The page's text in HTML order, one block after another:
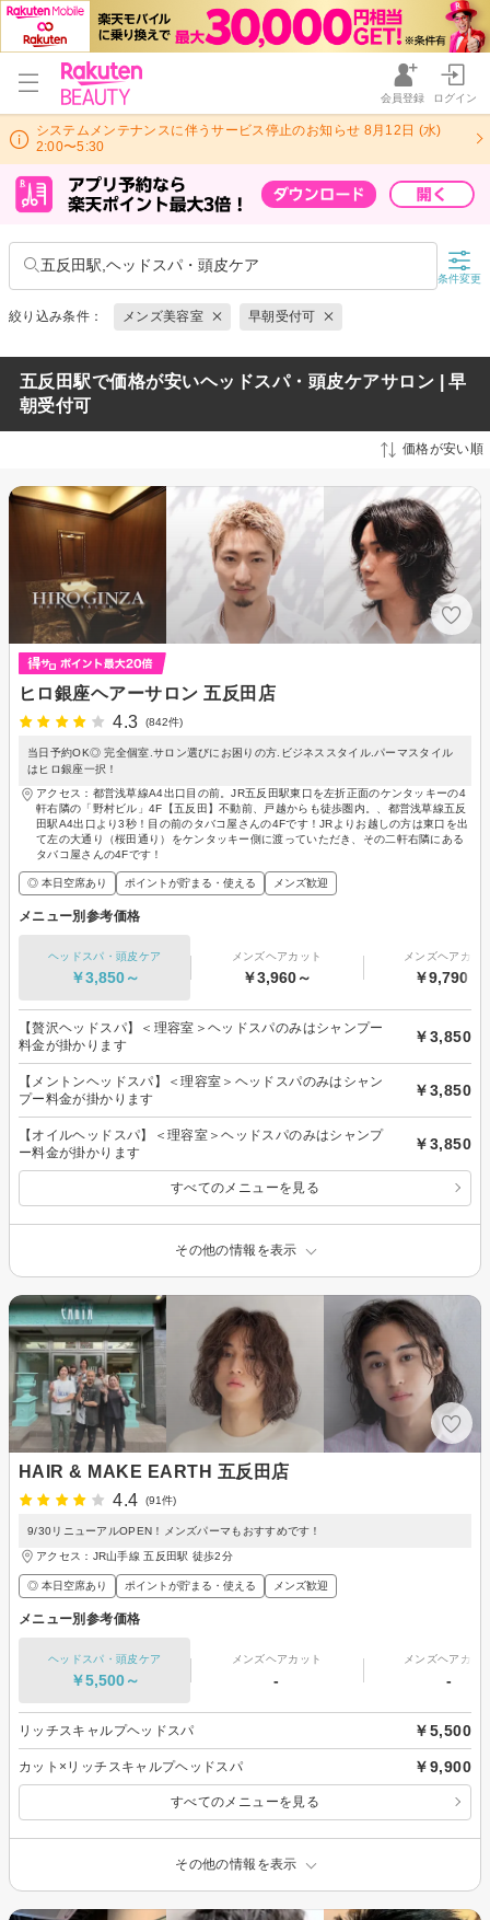
会員登録 ログイン
システムメンテナンスに伴うサービス停止のお知らせ 8月12日 (水)
2:00〜5:30
五反田駅,ヘッドスパ・頭皮ケア
条件変更
絞り込み条件： メンズ美容室 早朝受付可
五反田駅で価格が安いヘッドスパ・頭皮ケアサロン | 早
朝受付可
価格が安い順
ヒロ銀座ヘアーサロン 五反田店
4.3
(842件)
当日予約OK◎ 完全個室.サロン選びにお困りの方.ビジネススタイル.パーマスタイル
はヒロ銀座一択！
アクセス：都営浅草線A4出口目の前。JR五反田駅東口を左折正面のケンタッキーの4
軒右隣の「野村ビル」4F【五反田】不動前、戸越からも徒歩圏内。、都営浅草線五反
田駅A4出口より3秒！目の前のタバコ屋さんの4Fです！JRよりお越しの方は東口を出
て左の大通り（桜田通り）をケンタッキー側に渡っていただき、その二軒右隣にある
タバコ屋さんの4Fです！
◎ 本日空席あり ポイントが貯まる・使える メンズ歓迎
メニュー別参考価格
ヘッドスパ・頭皮ケア
￥3,850～
メンズヘアカット
￥3,960～
メンズヘアカラ
￥9,790～
【贅沢ヘッドスパ】＜理容室＞ヘッドスパのみはシャンプー
料金が掛かります
￥3,850
【メントンヘッドスパ】＜理容室＞ヘッドスパのみはシャン
プー料金が掛かります
￥3,850
【オイルヘッドスパ】＜理容室＞ヘッドスパのみはシャンプ
ー料金が掛かります
￥3,850
すべてのメニューを見る
その他の情報を表示
HAIR & MAKE EARTH 五反田店
4.4
(91件)
9/30リニューアルOPEN！メンズパーマもおすすめです！
アクセス：JR山手線 五反田駅 徒歩2分
◎ 本日空席あり ポイントが貯まる・使える メンズ歓迎
メニュー別参考価格
ヘッドスパ・頭皮ケア
￥5,500～
メンズヘアカット
-
メンズヘアカラ
-
リッチスキャルプヘッドスパ ￥5,500
カット×リッチスキャルプヘッドスパ ￥9,900
すべてのメニューを見る
その他の情報を表示